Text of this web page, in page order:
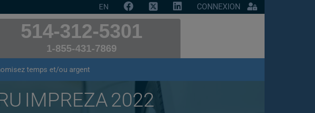
EN CONNEXION
514-312-5301
1-855-431-7869
temps et/ou argent
IMPREZA 2022